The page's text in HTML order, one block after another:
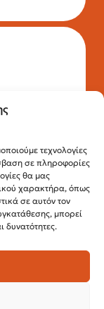
τεχνολογίες
σε πληροφορίες
θα μας
χαρακτήρα, όπως
σε αυτόν τον
μπορεί
δυνατότητες.
–14:00